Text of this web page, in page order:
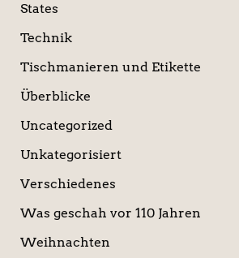
States
Technik
Tischmanieren und Etikette
Überblicke
Uncategorized
Unkategorisiert
Verschiedenes
Was geschah vor 110 Jahren
Weihnachten